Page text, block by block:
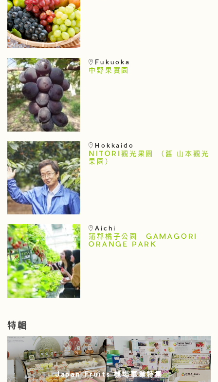
Fukuoka
中野果實園
Hokkaido
NITORI觀光果園 （舊 山本觀光
果園）
Aichi
蒲郡橘子公園 GAMAGORI
ORANGE PARK
特輯
Japan Fruits 機場事業特集